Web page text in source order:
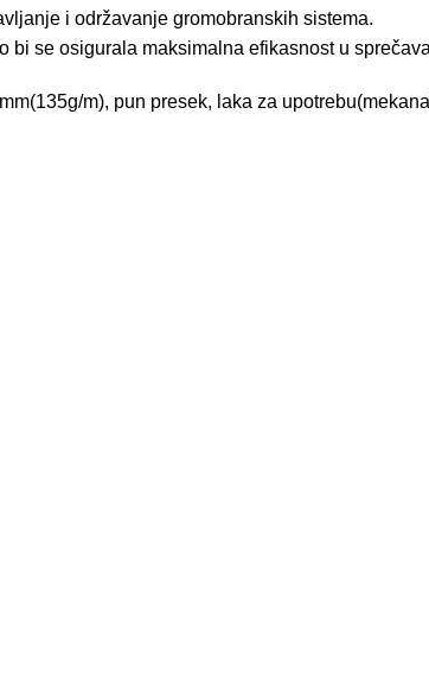
i održavanje gromobranskih sistema.
se osigurala maksimalna efikasnost u
m), pun presek, laka za